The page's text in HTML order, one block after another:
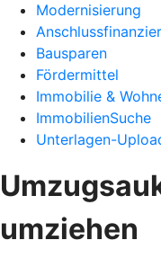
Modernisierung
Bausparen
Fördermittel
Immobilie &
ImmobilienSuche
Unterlagen-
umziehen